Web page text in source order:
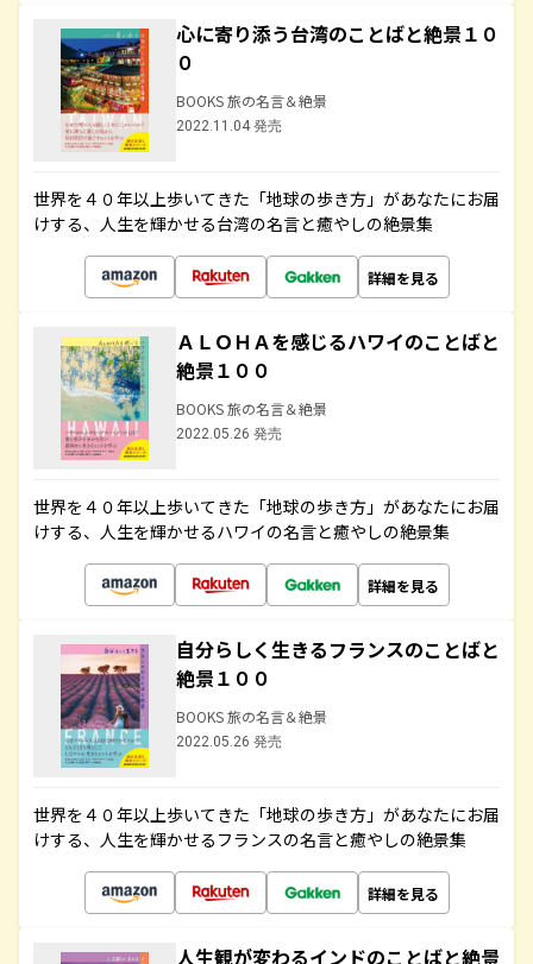
心に寄り添う台湾のことばと絶景１０
０
BOOKS 旅の名言＆絶景
2022.11.04 発売
世界を４０年以上歩いてきた「地球の歩き方」があなたにお届
けする、人生を輝かせる台湾の名言と癒やしの絶景集
詳細を見る
ＡＬＯＨＡを感じるハワイのことばと
絶景１００
BOOKS 旅の名言＆絶景
2022.05.26 発売
世界を４０年以上歩いてきた「地球の歩き方」があなたにお届
けする、人生を輝かせるハワイの名言と癒やしの絶景集
詳細を見る
自分らしく生きるフランスのことばと
絶景１００
BOOKS 旅の名言＆絶景
2022.05.26 発売
世界を４０年以上歩いてきた「地球の歩き方」があなたにお届
けする、人生を輝かせるフランスの名言と癒やしの絶景集
詳細を見る
人生観が変わるインドのことばと絶景